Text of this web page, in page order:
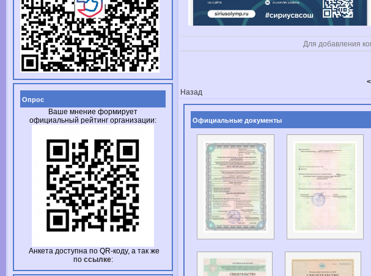
Опрос
Ваше мнение формирует
официальный рейтинг организации:
Анкета доступна по QR-коду, а так же
по ссылке:
Для добавления
Назад
Официальные документы